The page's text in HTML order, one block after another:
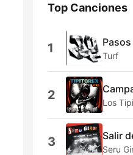
Top Canciones
1 Turf
2 Los
3 Salir
Seru